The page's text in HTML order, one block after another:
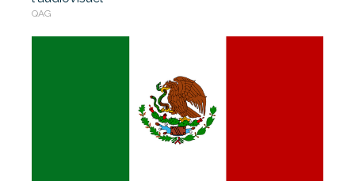
QAG